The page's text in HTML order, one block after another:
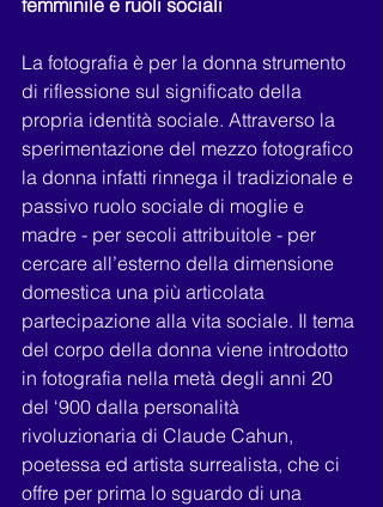
femminile e ruoli sociali
La fotografia è per la donna strumento
di riflessione sul significato della
propria identità sociale. Attraverso la
sperimentazione del mezzo fotografico
la donna infatti rinnega il tradizionale e
passivo ruolo sociale di moglie e
madre - per secoli attribuitole - per
cercare all’esterno della dimensione
domestica una più articolata
partecipazione alla vita sociale. Il tema
del corpo della donna viene introdotto
in fotografia nella metà degli anni 20
del ‘900 dalla personalità
rivoluzionaria di Claude Cahun,
poetessa ed artista surrealista, che ci
offre per prima lo sguardo di una